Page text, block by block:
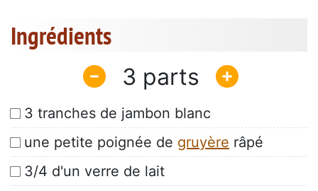
Ingrédients
3
3 tranches de jambon blanc
une petite poignée de gruyère râpé
3/4 d'un verre de lait